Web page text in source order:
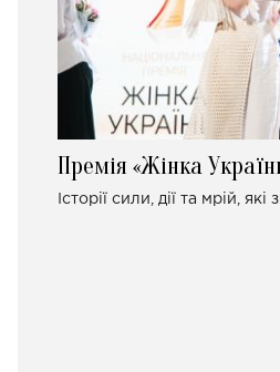
Премія «Жінка
Історії сили, дії та мрій,